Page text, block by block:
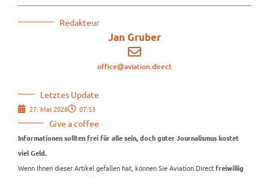
Redakteur
Jan Gruber
office@aviation.direct
Letztes Update
27. Mai 2026 07:53
Give a coffee
Informationen sollten frei für alle sein, doch guter Journalismus kostet
viel Geld.
Wenn Ihnen dieser Artikel gefallen hat, können Sie Aviation.Direct freiwillig